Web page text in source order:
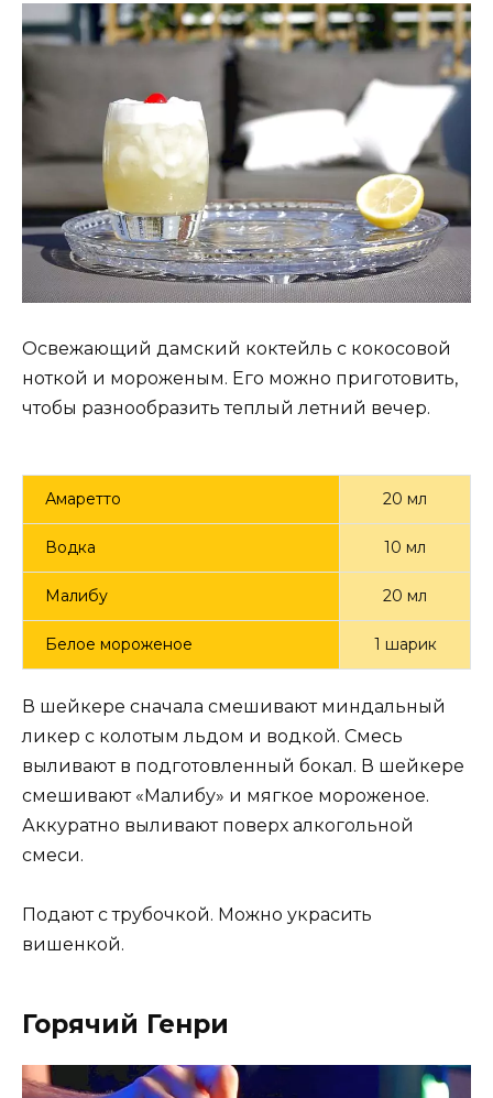
Освежающий дамский коктейль с кокосовой
ноткой и мороженым. Его можно приготовить,
чтобы разнообразить теплый летний вечер.
Амаретто 20 мл
Водка 10 мл
Малибу 20 мл
Белое мороженое 1 шарик
В шейкере сначала смешивают миндальный
ликер с колотым льдом и водкой. Смесь
выливают в подготовленный бокал. В шейкере
смешивают «Малибу» и мягкое мороженое.
Аккуратно выливают поверх алкогольной
смеси.
Подают с трубочкой. Можно украсить
вишенкой.
Горячий Генри